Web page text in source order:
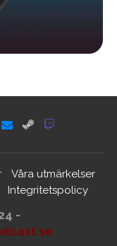
Våra utmärkelser
Integritetspolicy
-